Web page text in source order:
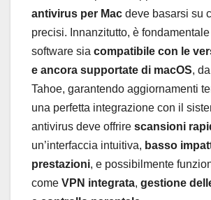
antivirus per Mac deve basarsi su
precisi. Innanzitutto, è fondamentale
software sia compatibile con le
e ancora supportate di macOS,
Tahoe, garantendo aggiornamenti
una perfetta integrazione con il
antivirus deve offrire scansioni
un’interfaccia intuitiva, basso
prestazioni, e possibilmente
come VPN integrata, gestione